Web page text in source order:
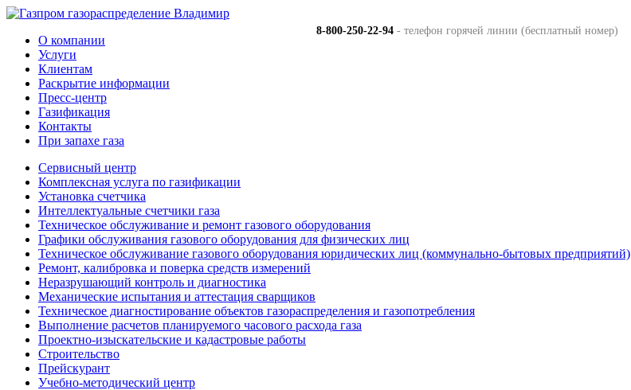
8-800-250-22-94 - телефон горячей линии (бесплатный номер)
О компании
Услуги
Клиентам
Раскрытие информации
Пресс-центр
Газификация
Контакты
При запахе газа
Сервисный центр
Комплексная услуга по газификации
Установка счетчика
Интеллектуальные счетчики газа
Техническое обслуживание и ремонт газового оборудования
Графики обслуживания газового оборудования для физических лиц
Техническое обслуживание газового оборудования юридических лиц (коммунально-бытовых предприятий)
Ремонт, калибровка и поверка средств измерений
Неразрушающий контроль и диагностика
Механические испытания и аттестация сварщиков
Техническое диагностирование объектов газораспределения и газопотребления
Выполнение расчетов планируемого часового расхода газа
Проектно-изыскательские и кадастровые работы
Строительство
Прейскурант
Учебно-методический центр